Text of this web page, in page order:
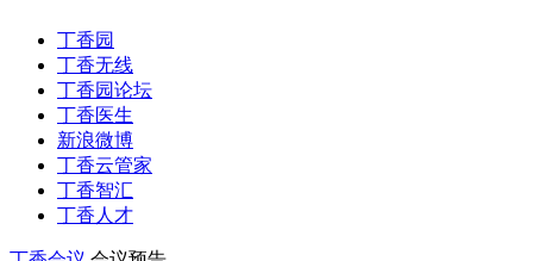
丁香园
丁香无线
丁香园论坛
丁香医生
新浪微博
丁香云管家
丁香智汇
丁香人才